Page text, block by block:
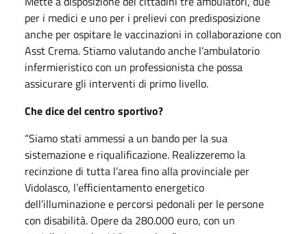
per i medici e uno per i prelievi con predisposizione
anche per ospitare le vaccinazioni in collaborazione con
Asst Crema. Stiamo valutando anche l’ambulatorio
infermieristico con un professionista che possa
assicurare gli interventi di primo livello.
Che dice del centro sportivo?
“Siamo stati ammessi a un bando per la sua
sistemazione e riqualificazione. Realizzeremo la
recinzione di tutta l’area fino alla provinciale per
Vidolasco, l’efficientamento energetico
dell’illuminazione e percorsi pedonali per le persone
con disabilità. Opere da 280.000 euro, con un